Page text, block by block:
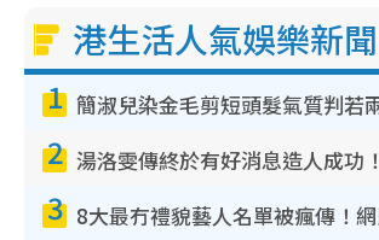
港生活人氣娛樂新聞
1
2
3